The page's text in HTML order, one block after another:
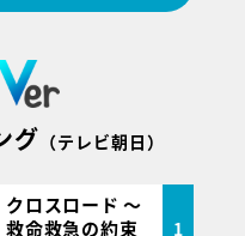
グ （テレビ朝日）
クロスロード ～
救命救急の約束
1